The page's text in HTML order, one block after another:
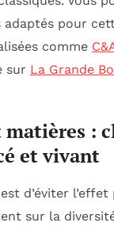
pour
comme
sur La Grande
matières :
et vivant
d’éviter
sur la